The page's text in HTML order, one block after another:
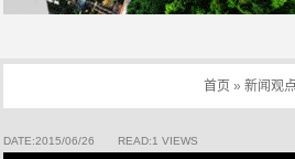
首页 » 新闻观点
DATE:2015/06/26 READ:1 VIEWS